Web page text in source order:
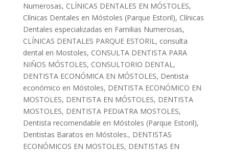
Numerosas, CLÍNICAS DENTALES EN MÓSTOLES,
Clínicas Dentales en Móstoles (Parque Estoril), Clínicas
Dentales especializadas en Familias Numerosas,
CLÍNICAS DENTALES PARQUE ESTORIL, consulta
dental en Mostoles, CONSULTA DENTISTA PARA
NIÑOS MÓSTOLES, CONSULTORIO DENTAL,
DENTISTA ECONÓMICA EN MÓSTOLES, Dentista
económico en Móstoles, DENTISTA ECONÓMICO EN
MOSTOLES, DENTISTA EN MÓSTOLES, DENTISTA
MOSTOLES, DENTISTA PEDIATRA MOSTOLES,
Dentista recomendable en Móstoles (Parque Estoril),
Dentistas Baratos en Móstoles., DENTISTAS
ECONÓMICOS EN MOSTOLES, DENTISTAS EN